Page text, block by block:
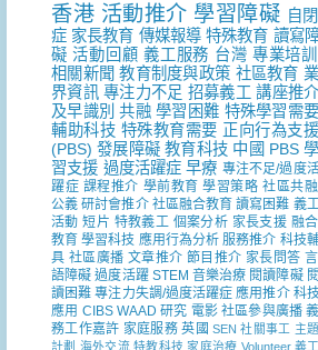
香港 活動推介 學習障礙 自閉
症 家長教育 傳媒報導 特殊教育 讀寫
礙 活動回顧 義工服務 台灣 專業培訓
相關新聞 教育制度與政策 社區教育 業
界資訊 專注力不足 招募義工 講座推介
及早識別 共融 學習困難 特殊學習需要
輔助科技 特殊教育需要 正向行為支援
(PBS) 發展障礙 教育科技 中國 PBS 學
習支援 過度活躍症 早療 專注不足/過度
躍症 課程推介 學前教育 學習策略 社區共融
公義 研討會推介 社區融合教育 讀寫困難 義工
活動 短片 特教義工 個案分析 家長支援 融合
教育 學習科技 應用行為分析 服務推介 科技
具 社區廣播 文章推介 節目推介 家長問答 言
語障礙 過度活躍 STEM 音樂治療 閱讀障礙 閱
讀困難 專注力失調/過度活躍症 應用推介 科
應用 CIBS WAAD 研究 電影 社區參與廣播 義
務工作嘉許 家庭服務 英國 SEN 社關事工 主題
計劃 海外交流 特教科技 家庭治療 Volunteer 義工